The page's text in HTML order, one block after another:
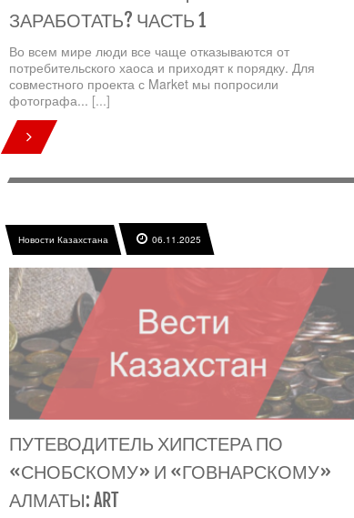
ЗАРАБОТАТЬ? ЧАСТЬ 1
Во всем мире люди все чаще отказываются от
потребительского хаоса и приходят к порядку. Для
совместного проекта с Market мы попросили
фотографа... [...]
Новости Казахстана 06.11.2025
ПУТЕВОДИТЕЛЬ ХИПСТЕРА ПО
«СНОБСКОМУ» И «ГОВНАРСКОМУ»
АЛМАТЫ: ART